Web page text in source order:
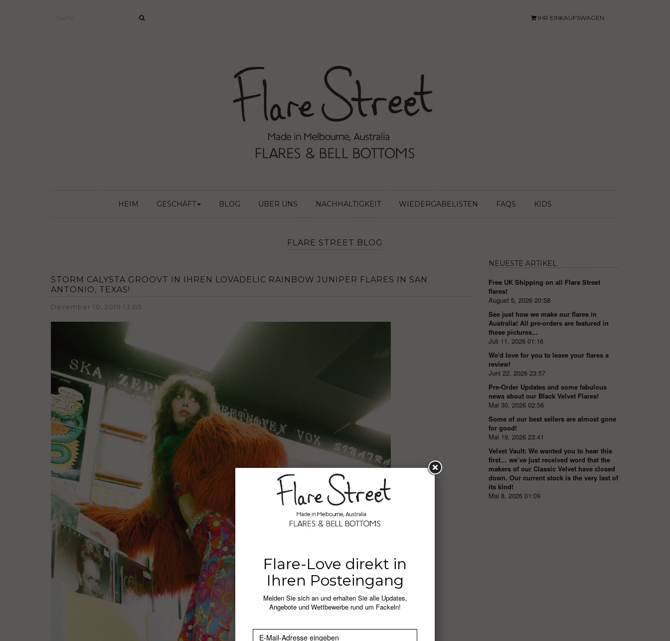
IHR EINKAUFSWAGEN
HEIM GESCHÄFT BLOG ÜBER UNS NACHHALTIGKEIT WIEDERGABELISTEN FAQS KIDS
FLARE STREET BLOG
STORM CALYSTA GROOVT IN IHREN LOVADELIC RAINBOW JUNIPER FLARES IN SAN
ANTONIO, TEXAS!
Dezember 10, 2019 13:05
NEUESTE ARTIKEL
Free UK Shipping on all Flare Street
flares!
August 5, 2026 20:58
See just how we make our flares in
Australia! All pre-orders are featured in
these pictures...
Juli 11, 2026 01:16
We'd love for you to leave your flares a
review!
Juni 22, 2026 23:57
Pre-Order Updates and some fabulous
news about our Black Velvet Flares!
Mai 30, 2026 02:56
Some of our best sellers are almost gone
for good!
Mai 19, 2026 23:41
Velvet Vault: We wanted you to hear this
first… we’ve just received word that the
makers of our Classic Velvet have closed
down. Our current stock is the very last of
its kind!
Mai 8, 2026 01:09
Flare-Love direkt in
Ihren Posteingang
Melden Sie sich an und erhalten Sie alle Updates,
Angebote und Wettbewerbe rund um Fackeln!